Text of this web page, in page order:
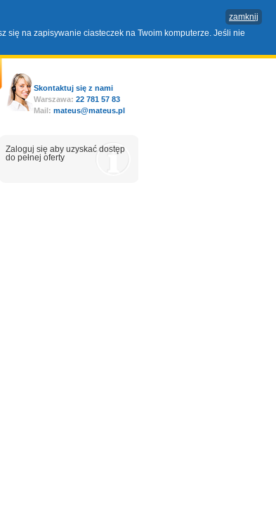
zamknij
się na zapisywanie ciasteczek na Twoim komputerze. Jeśli nie
Skontaktuj się z nami
Warszawa: 22 781 57 83
Mail: mateus@mateus.pl
Zaloguj się aby uzyskać dostęp
do pełnej oferty